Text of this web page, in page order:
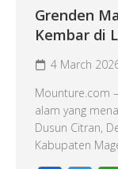
Grenden
Kembar di
4 March
Mounture.com
alam yang
Dusun Citran,
Kabupaten